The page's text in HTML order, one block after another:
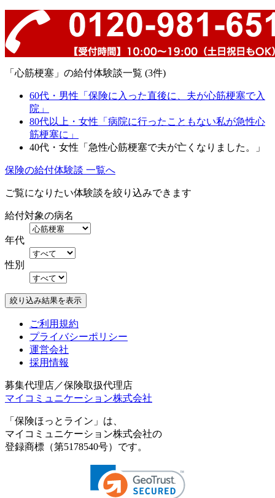
「心筋梗塞」の給付体験談一覧 (3件)
60代・男性「保険に入った直後に、夫が心筋梗塞で入
院」
80代以上・女性「病院に行ったこともない私が急性心
筋梗塞に」
40代・女性「急性心筋梗塞で夫が亡くなりました。」
保険の給付体験談 一覧へ
ご覧になりたい体験談を絞り込みできます
給付対象の病名
年代
性別
ご利用規約
プライバシーポリシー
運営会社
採用情報
募集代理店／保険取扱代理店
マイコミュニケーション株式会社
「保険ほっとライン」は、
マイコミュニケーション株式会社の
登録商標（第5178540号）です。